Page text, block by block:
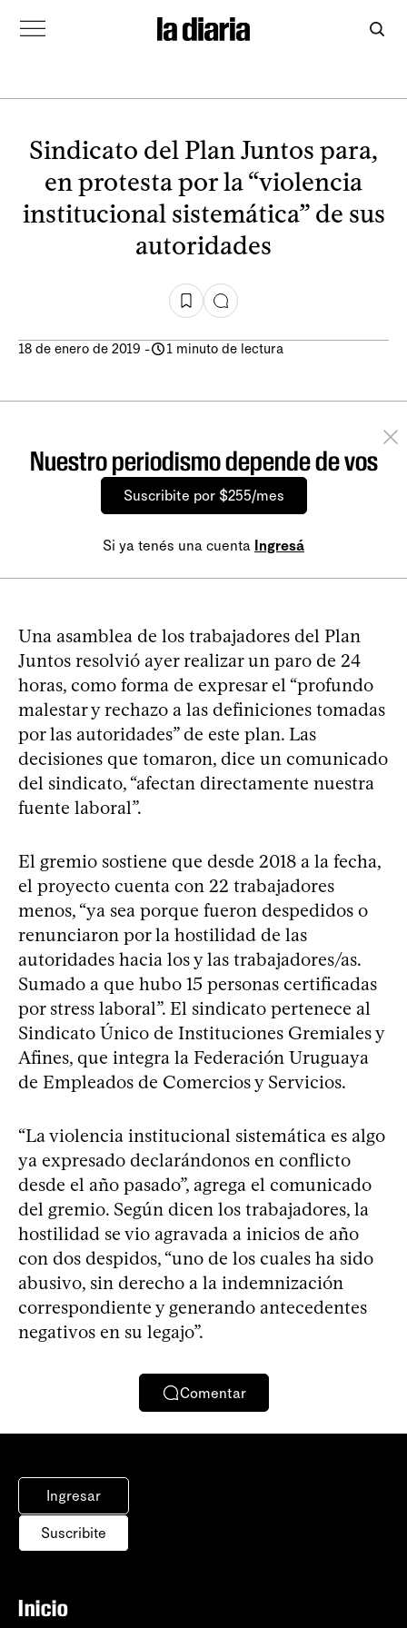
Sindicato del Plan Juntos para,
en protesta por la “violencia
institucional sistemática” de sus
autoridades
18 de enero de 2019 - 1 minuto de lectura
Nuestro periodismo depende de vos
Suscribite por $255/mes
Si ya tenés una cuenta Ingresá
Una asamblea de los trabajadores del Plan
Juntos resolvió ayer realizar un paro de 24
horas, como forma de expresar el “profundo
malestar y rechazo a las definiciones tomadas
por las autoridades” de este plan. Las
decisiones que tomaron, dice un comunicado
del sindicato, “afectan directamente nuestra
fuente laboral”.
El gremio sostiene que desde 2018 a la fecha,
el proyecto cuenta con 22 trabajadores
menos, “ya sea porque fueron despedidos o
renunciaron por la hostilidad de las
autoridades hacia los y las trabajadores/as.
Sumado a que hubo 15 personas certificadas
por stress laboral”. El sindicato pertenece al
Sindicato Único de Instituciones Gremiales y
Afines, que integra la Federación Uruguaya
de Empleados de Comercios y Servicios.
“La violencia institucional sistemática es algo
ya expresado declarándonos en conflicto
desde el año pasado”, agrega el comunicado
del gremio. Según dicen los trabajadores, la
hostilidad se vio agravada a inicios de año
con dos despidos, “uno de los cuales ha sido
abusivo, sin derecho a la indemnización
correspondiente y generando antecedentes
negativos en su legajo”.
Comentar
Ingresar
Suscribite
Inicio